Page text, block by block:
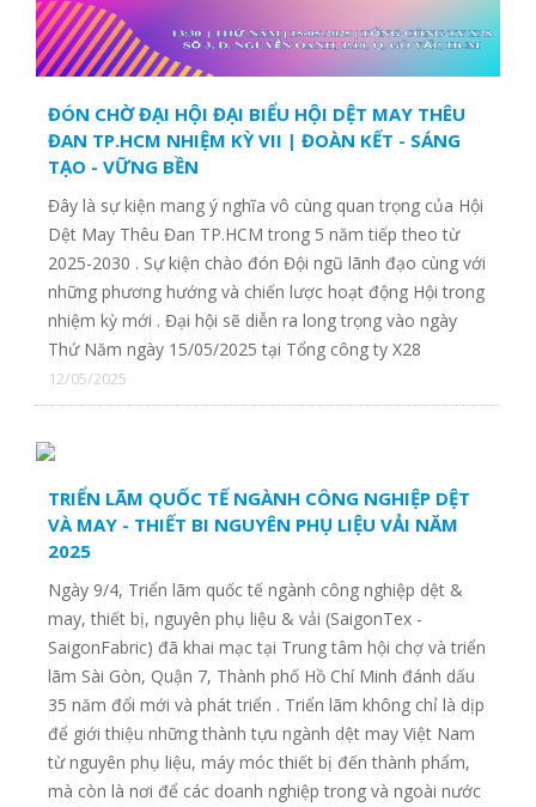
CTY TNHH DỊCH VỤ CÔNG NGHỆ NANO VIỆT NAM
CÔNG TY CP GIẢI PHÁP DỆT MAY BỀN VỮNG
ĐÓN CHỜ ĐẠI HỘI ĐẠI BIỂU HỘI DỆT MAY THÊU
ĐAN TP.HCM NHIỆM KỲ VII | ĐOÀN KẾT - SÁNG
TẠO - VỮNG BỀN
Đây là sự kiện mang ý nghĩa vô cùng quan trọng của Hội
Dệt May Thêu Đan TP.HCM trong 5 năm tiếp theo từ
2025-2030 . Sự kiện chào đón Đội ngũ lãnh đạo cùng với
những phương hướng và chiến lược hoạt động Hội trong
nhiệm kỳ mới . Đại hội sẽ diễn ra long trọng vào ngày
Thứ Năm ngày 15/05/2025 tại Tổng công ty X28
12/05/2025
TRIỂN LÃM QUỐC TẾ NGÀNH CÔNG NGHIỆP DỆT
VÀ MAY - THIẾT BI NGUYÊN PHỤ LIỆU VẢI NĂM
2025
Ngày 9/4, Triển lãm quốc tế ngành công nghiệp dệt &
may, thiết bị, nguyên phụ liệu & vải (SaigonTex -
SaigonFabric) đã khai mạc tại Trung tâm hội chợ và triển
lãm Sài Gòn, Quận 7, Thành phố Hồ Chí Minh đánh dấu
35 năm đổi mới và phát triển . Triển lãm không chỉ là dịp
để giới thiệu những thành tựu ngành dệt may Việt Nam
từ nguyên phụ liệu, máy móc thiết bị đến thành phẩm,
mà còn là nơi để các doanh nghiệp trong và ngoài nước